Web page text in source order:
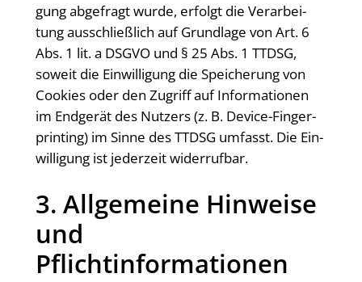
gung abge­fragt wur­de, erfolgt die Ver­ar­bei­
tung aus­schließ­lich auf Grund­la­ge von Art. 6
Abs. 1 lit. a DSGVO und § 25 Abs. 1 TTDSG,
soweit die Ein­wil­li­gung die Spei­che­rung von
Coo­kies oder den Zugriff auf Infor­ma­tio­nen
im End­ge­rät des Nut­zers (z. B. Device-Fin­ger­
prin­ting) im Sin­ne des TTDSG umfasst. Die Ein­
wil­li­gung ist jeder­zeit widerrufbar.
3. All­ge­mei­ne Hin­wei­se
und
Pflichtinformationen